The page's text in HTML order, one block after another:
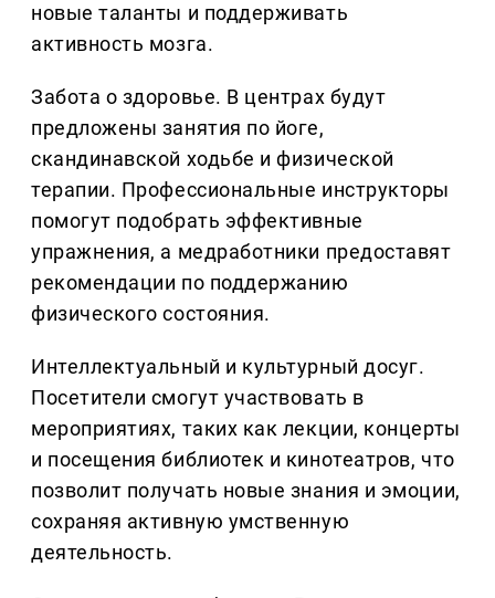
новые таланты и поддерживать
активность мозга.
Забота о здоровье. В центрах будут
предложены занятия по йоге,
скандинавской ходьбе и физической
терапии. Профессиональные инструкторы
помогут подобрать эффективные
упражнения, а медработники предоставят
рекомендации по поддержанию
физического состояния.
Интеллектуальный и культурный досуг.
Посетители смогут участвовать в
мероприятиях, таких как лекции, концерты
и посещения библиотек и кинотеатров, что
позволит получать новые знания и эмоции,
сохраняя активную умственную
деятельность.